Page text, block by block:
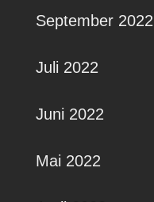
September 2022
Juli 2022
Juni 2022
Mai 2022